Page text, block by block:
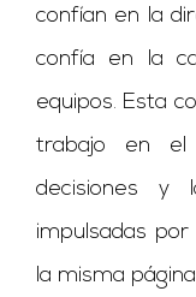
confían en la
confía en la
equipos. Esta
trabajo en el
decisiones y
impulsadas
la misma